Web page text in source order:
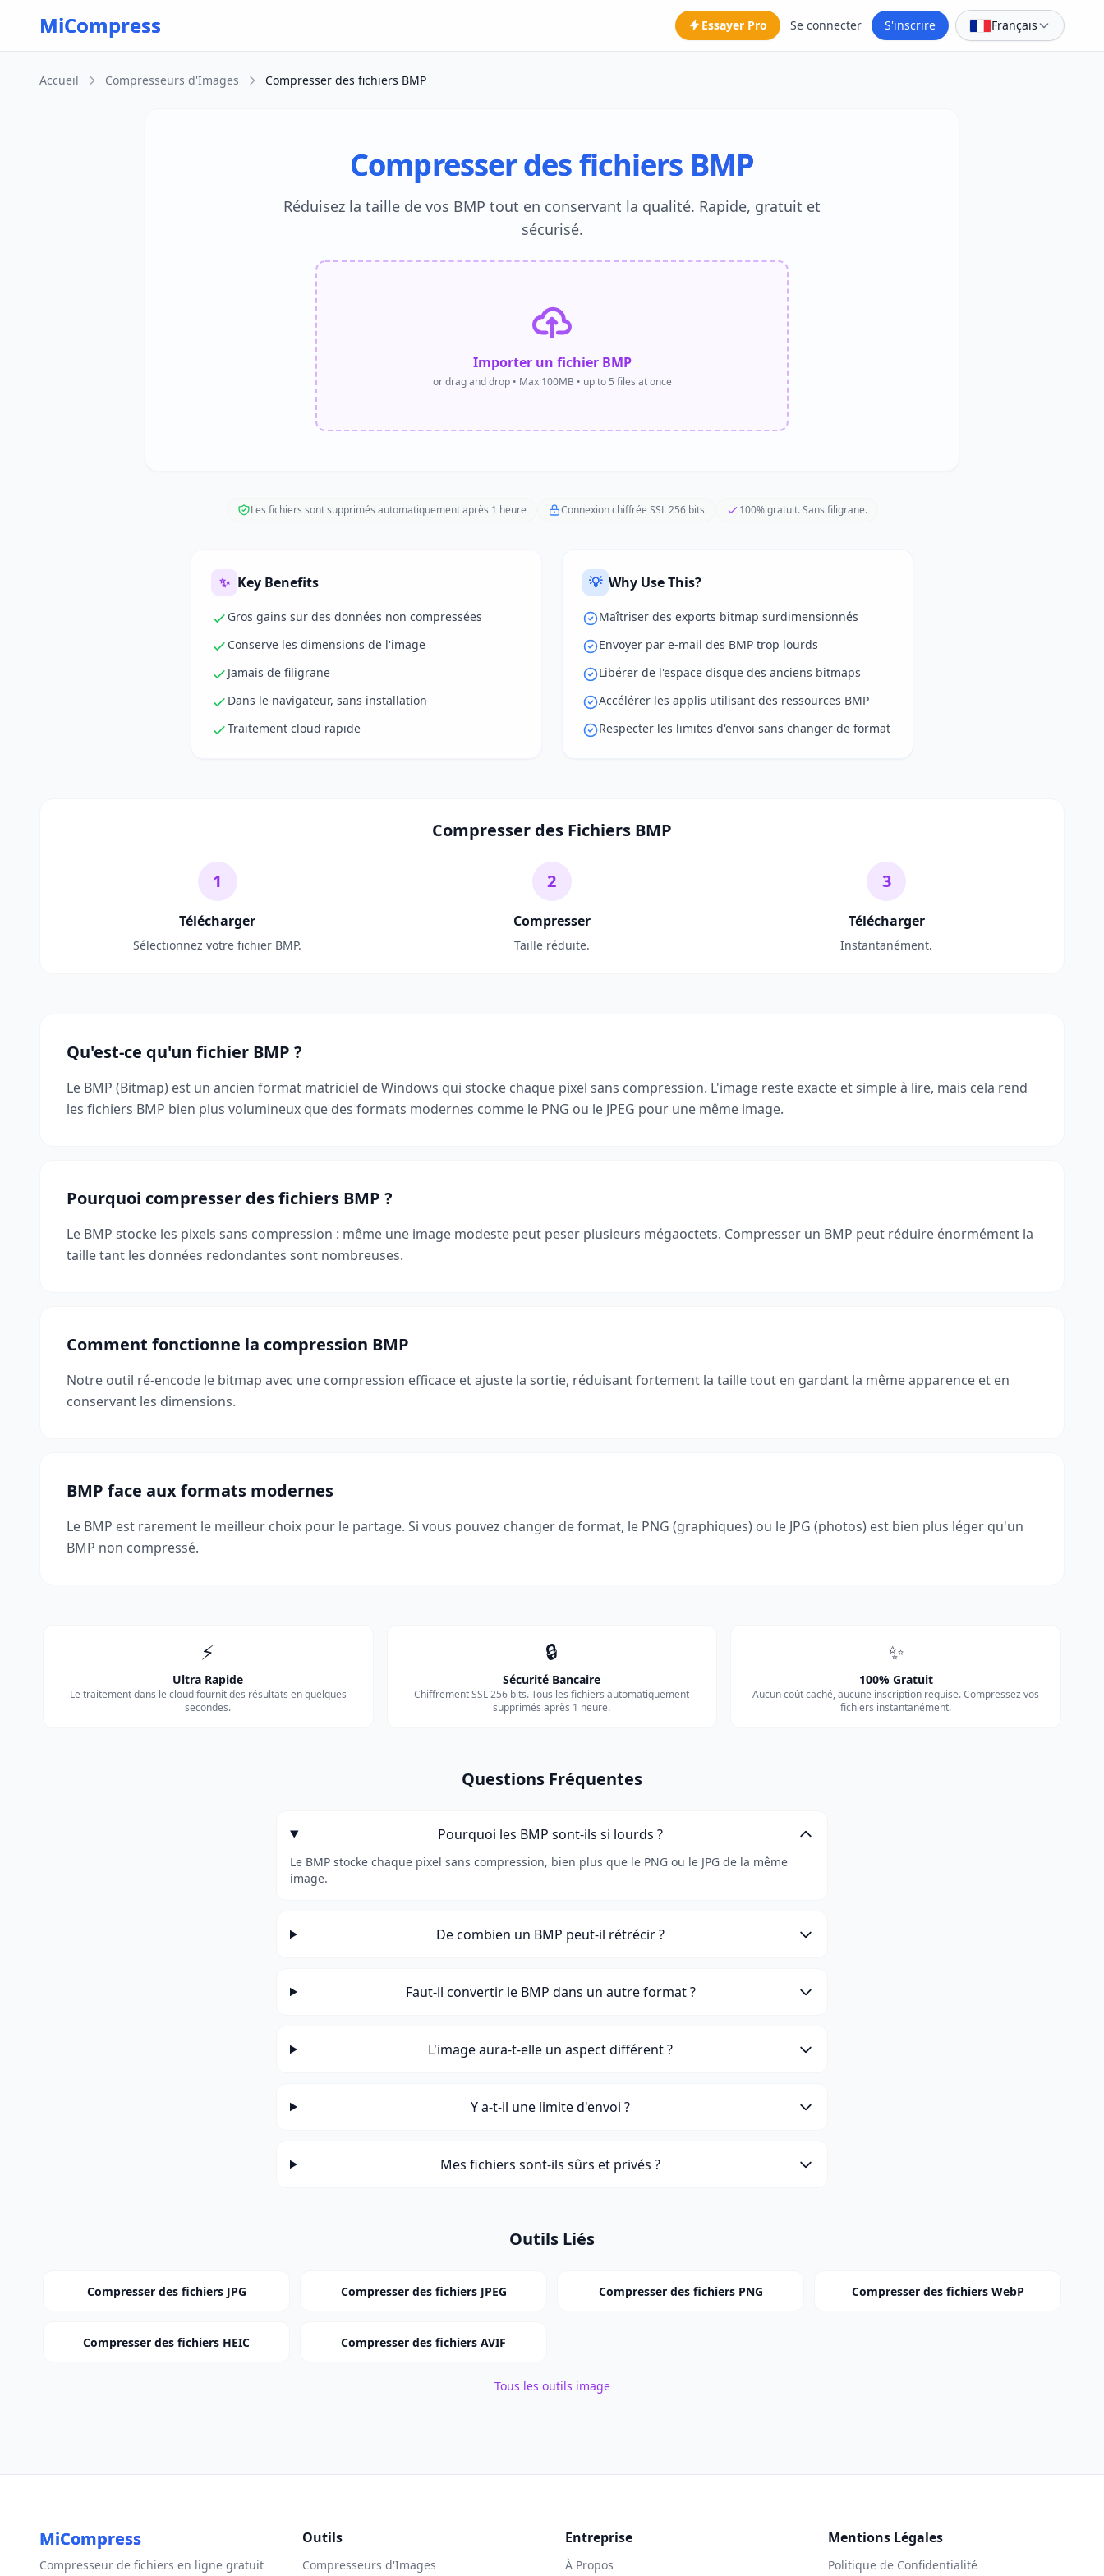
Skip to main content
MiCompress Essayer Pro Se connecter S'inscrire Français
Accueil Compresseurs d'Images Compresser des fichiers BMP
Compresser des fichiers BMP
Réduisez la taille de vos BMP tout en conservant la qualité. Rapide, gratuit et
sécurisé.
Importer un fichier BMP
or drag and drop • Max 100MB • up to 5 files at once
Les fichiers sont supprimés automatiquement après 1 heure Connexion chiffrée SSL 256 bits 100% gratuit. Sans filigrane.
✨ Key Benefits
Gros gains sur des données non compressées
Conserve les dimensions de l'image
Jamais de filigrane
Dans le navigateur, sans installation
Traitement cloud rapide
💡 Why Use This?
Maîtriser des exports bitmap surdimensionnés
Envoyer par e-mail des BMP trop lourds
Libérer de l'espace disque des anciens bitmaps
Accélérer les applis utilisant des ressources BMP
Respecter les limites d'envoi sans changer de format
Compresser des Fichiers BMP
1
Télécharger
Sélectionnez votre fichier BMP.
2
Compresser
Taille réduite.
3
Télécharger
Instantanément.
Qu'est-ce qu'un fichier BMP ?
Le BMP (Bitmap) est un ancien format matriciel de Windows qui stocke chaque pixel sans compression. L'image reste exacte et simple à lire, mais cela rend
les fichiers BMP bien plus volumineux que des formats modernes comme le PNG ou le JPEG pour une même image.
Pourquoi compresser des fichiers BMP ?
Le BMP stocke les pixels sans compression : même une image modeste peut peser plusieurs mégaoctets. Compresser un BMP peut réduire énormément la
taille tant les données redondantes sont nombreuses.
Comment fonctionne la compression BMP
Notre outil ré-encode le bitmap avec une compression efficace et ajuste la sortie, réduisant fortement la taille tout en gardant la même apparence et en
conservant les dimensions.
BMP face aux formats modernes
Le BMP est rarement le meilleur choix pour le partage. Si vous pouvez changer de format, le PNG (graphiques) ou le JPG (photos) est bien plus léger qu'un
BMP non compressé.
⚡
Ultra Rapide
Le traitement dans le cloud fournit des résultats en quelques
secondes.
🔒
Sécurité Bancaire
Chiffrement SSL 256 bits. Tous les fichiers automatiquement
supprimés après 1 heure.
✨
100% Gratuit
Aucun coût caché, aucune inscription requise. Compressez vos
fichiers instantanément.
Questions Fréquentes
Pourquoi les BMP sont-ils si lourds ?
Le BMP stocke chaque pixel sans compression, bien plus que le PNG ou le JPG de la même
image.
De combien un BMP peut-il rétrécir ?
Faut-il convertir le BMP dans un autre format ?
L'image aura-t-elle un aspect différent ?
Y a-t-il une limite d'envoi ?
Mes fichiers sont-ils sûrs et privés ?
Outils Liés
Compresser des fichiers JPG Compresser des fichiers JPEG Compresser des fichiers PNG Compresser des fichiers WebP
Compresser des fichiers HEIC Compresser des fichiers AVIF
Tous les outils image
MiCompress
Compresseur de fichiers en ligne gratuit
Outils
Compresseurs d'Images
Entreprise
À Propos
Mentions Légales
Politique de Confidentialité